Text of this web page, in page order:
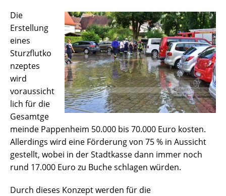
Die
Erstellung
eines
Sturzflutko
nzeptes
wird
voraussicht
lich für die
Gesamtge
meinde Pappenheim 50.000 bis 70.000 Euro kosten.
Allerdings wird eine Förderung von 75 % in Aussicht
gestellt, wobei in der Stadtkasse dann immer noch
rund 17.000 Euro zu Buche schlagen würden.
Durch dieses Konzept werden für die